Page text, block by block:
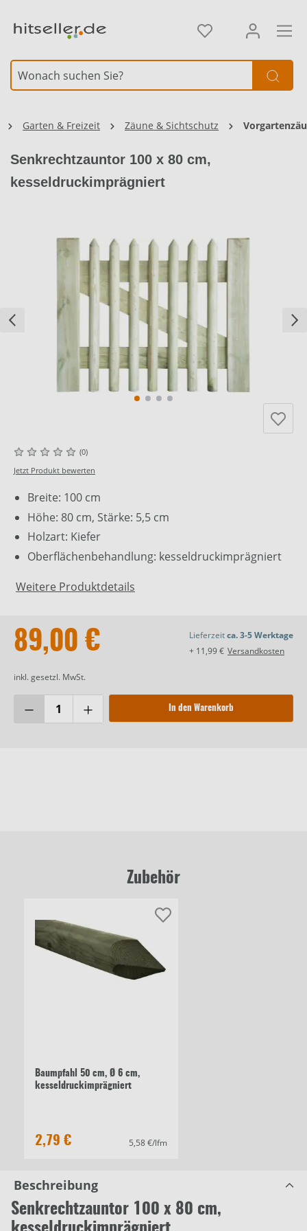
Garten & Freizeit Zäune & Sichtschutz
Senkrechtzauntor 100 x 80 cm,
kesseldruckimprägniert
(0)
Jetzt Produkt bewerten
Breite: 100 cm
Höhe: 80 cm, Stärke: 5,5 cm
Holzart: Kiefer
Oberflächenbehandlung: kesseldruckimprägniert
Weitere Produktdetails
89,00 €
inkl. gesetzl. MwSt.
Lieferzeitca. 3-5 Werktage
+ 11,99 € Versandkosten
In den Warenkorb
Zubehör
Baumpfahl 50 cm, Ø 6 cm,
kesseldruckimprägniert
5,58 €/lfm
2,79 €
Beschreibung
Senkrechtzauntor 100 x 80 cm,